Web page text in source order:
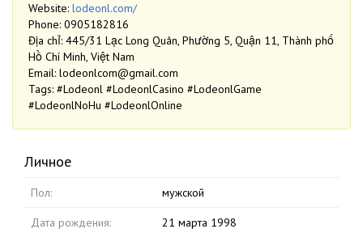
Website: lodeonl.com/
Phone: 0905182816
Địa chỉ: 445/31 Lạc Long Quân, Phường 5, Quận 11, Thành phố
Hồ Chí Minh, Việt Nam
Email: lodeonlcom@gmail.com
Tags: #Lodeonl #LodeonlCasino #LodeonlGame
#LodeonlNoHu #LodeonlOnline
Личное
Пол: мужской
Дата рождения: 21 марта 1998